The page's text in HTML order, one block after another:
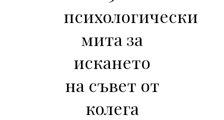
психологически
мита за
искането
на съвет от
колега